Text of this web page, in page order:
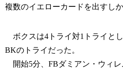
複数のイエローカードを出すしか
ボクスは4トライ対1トライと
BKのトライだった。
開始5分、FBダミアン・ウィ